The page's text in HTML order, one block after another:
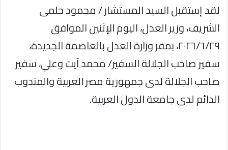
لقد إستقبل السيد المستشار / محمود حلمى
الشريف، وزير العدل، اليوم الإثنين الموافق
٢٠٢٦/٦/٢٩، بمقر وزارة العدل بالعاصمة الجديدة،
سفير صاحب الجلالة السفير/ محمد آيت وعلي، سفير
صاحب الجلالة لدى جمهورية مصر العربية والمندوب
الدائم لدى جامعة الدول العربية.